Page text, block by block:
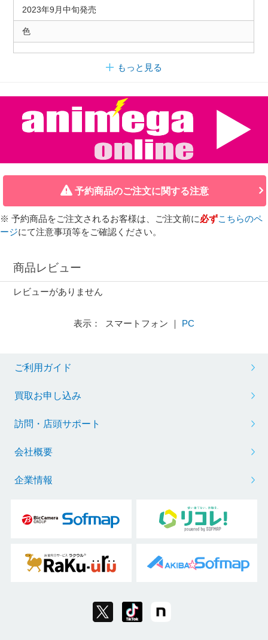
2023年9月中旬発売
色
もっと見る
予約商品のご注文に関する注意
※ 予約商品をご注文されるお客様は、ご注文前に必ずこちらのペ
ージにて注意事項等をご確認ください。
商品レビュー
レビューがありません
表示： スマートフォン ｜ PC
ご利用ガイド
買取お申し込み
訪問・店頭サポート
会社概要
企業情報